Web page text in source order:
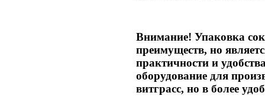
Внимание! Упаковка
преимуществ, но
практичности и
оборудование для
витграсс, но в более